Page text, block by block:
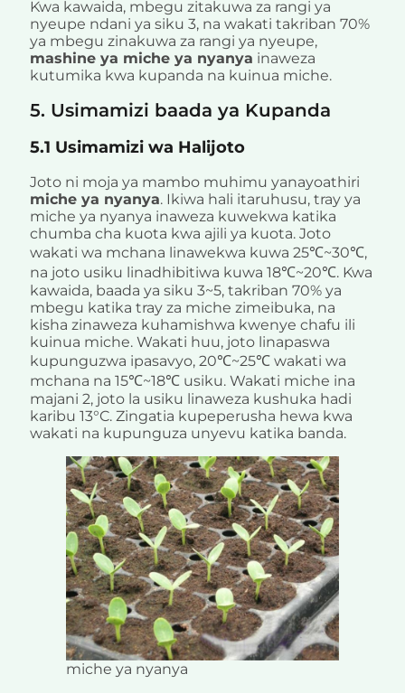
Kwa kawaida, mbegu zitakuwa za rangi ya
nyeupe ndani ya siku 3, na wakati takriban 70%
ya mbegu zinakuwa za rangi ya nyeupe,
mashine ya miche ya nyanya inaweza
kutumika kwa kupanda na kuinua miche.
5. Usimamizi baada ya Kupanda
5.1 Usimamizi wa Halijoto
Joto ni moja ya mambo muhimu yanayoathiri
miche ya nyanya. Ikiwa hali itaruhusu, tray ya
miche ya nyanya inaweza kuwekwa katika
chumba cha kuota kwa ajili ya kuota. Joto
wakati wa mchana linawekwa kuwa 25℃~30℃,
na joto usiku linadhibitiwa kuwa 18℃~20℃. Kwa
kawaida, baada ya siku 3~5, takriban 70% ya
mbegu katika tray za miche zimeibuka, na
kisha zinaweza kuhamishwa kwenye chafu ili
kuinua miche. Wakati huu, joto linapaswa
kupunguzwa ipasavyo, 20℃~25℃ wakati wa
mchana na 15℃~18℃ usiku. Wakati miche ina
majani 2, joto la usiku linaweza kushuka hadi
karibu 13°C. Zingatia kupeperusha hewa kwa
wakati na kupunguza unyevu katika banda.
miche ya nyanya